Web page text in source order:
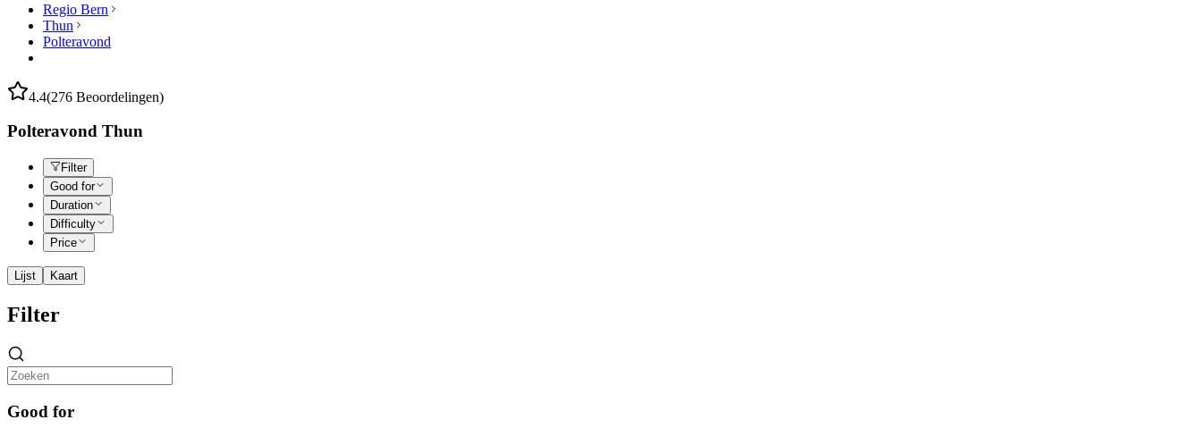
Regio Bern
Thun
Polteravond
4.4(276 Beoordelingen)
Polteravond Thun
Filter
Good for
Duration
Difficulty
Price
Lijst Kaart
Filter
Good for